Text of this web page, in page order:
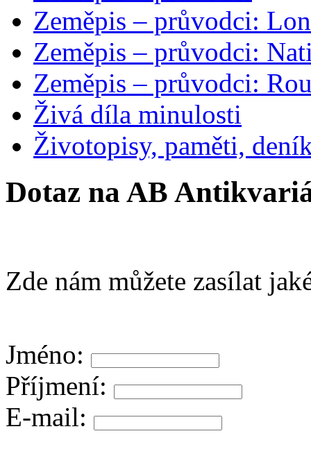
Zeměpis – průvodci:
Zeměpis – průvodci:
Zeměpis – průvodci:
Živá díla minulosti
Životopisy, paměti,
Dotaz na AB
Zde nám můžete zasílat
Jméno:
Příjmení:
E-mail: